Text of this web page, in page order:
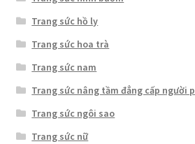
Trang sức hồ ly
Trang sức hoa trà
Trang sức nam
Trang sức nâng tầm đẳng cấp người
Trang sức ngôi sao
Trang sức nữ